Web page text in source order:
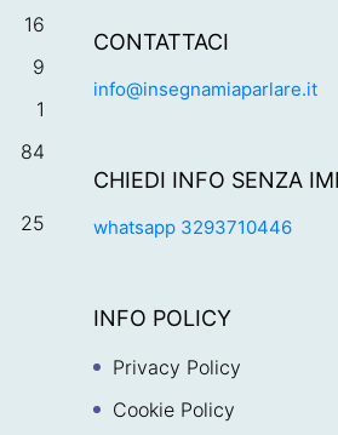
16
9
1
84
25
CONTATTACI
info@insegnamiaparlare.it
CHIEDI INFO SENZA
whatsapp 3293710446
INFO POLICY
Privacy Policy
Cookie Policy